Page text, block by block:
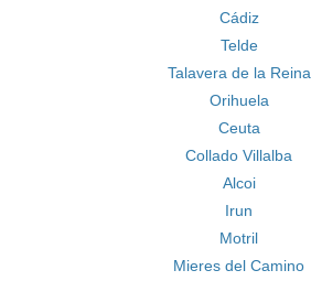
Cádiz
Telde
Talavera de la Reina
Orihuela
Ceuta
Collado Villalba
Alcoi
Irun
Motril
Mieres del Camino